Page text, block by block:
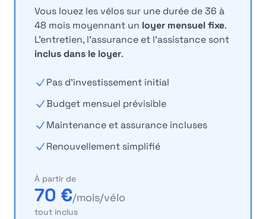
Vous louez les vélos sur une durée de 36 à
48 mois moyennant un loyer mensuel fixe.
L'entretien, l'assurance et l'assistance sont
inclus dans le loyer.
Pas d'investissement initial
Budget mensuel prévisible
Maintenance et assurance incluses
Renouvellement simplifié
À partir de
70 €/mois/vélo
tout inclus